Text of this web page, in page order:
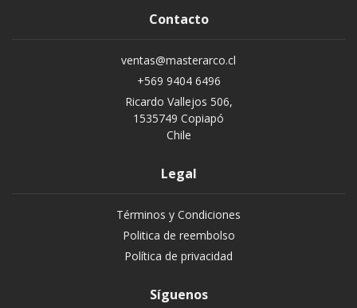
Contacto
ventas@masterarco.cl
+569 9404 6496
Ricardo Vallejos 506,
1535749 Copiapó
Chile
Legal
Términos y Condiciones
Politica de reembolso
Política de privacidad
Síguenos